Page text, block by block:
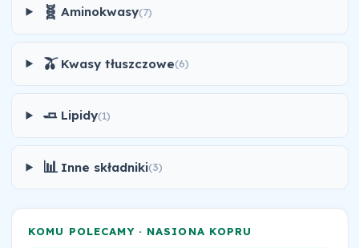
🧬 Aminokwasy(7)
🫒 Kwasy tłuszczowe(6)
🧈 Lipidy(1)
📊 Inne składniki(3)
KOMU POLECAMY · NASIONA KOPRU